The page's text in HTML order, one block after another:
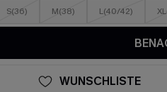
S(36) M(38) L(40/42)
WUNSCHLISTE